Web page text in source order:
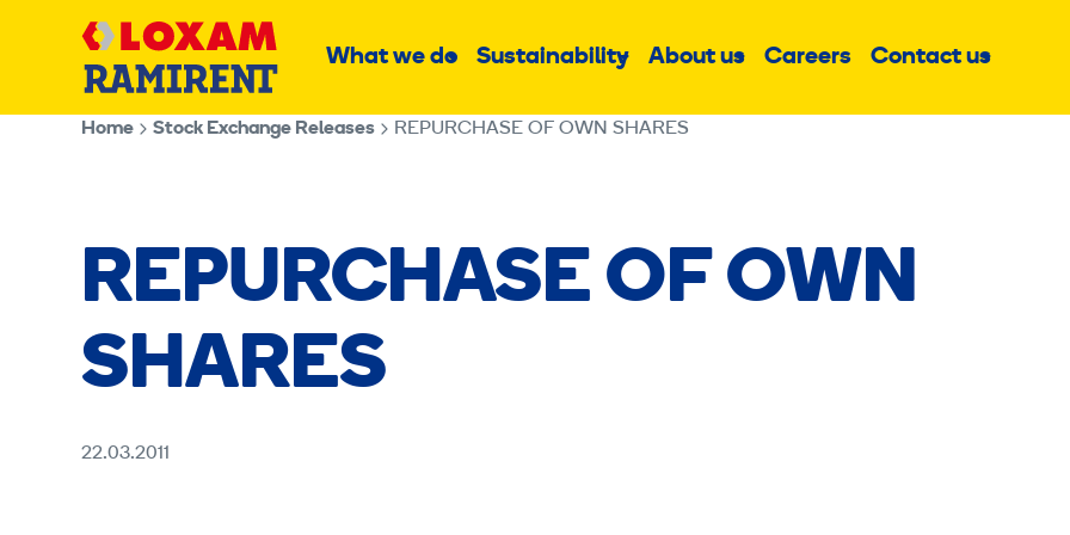
What we doSubSustainabilitySubAbout usSubCareers Contact usSub
Home Stock Exchange Releases REPURCHASE OF OWN SHARES
REPURCHASE OF OWN
SHARES
22.03.2011